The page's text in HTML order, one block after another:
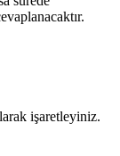
işaretleyiniz.